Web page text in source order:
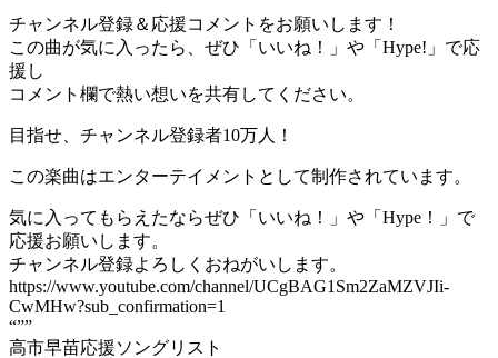
チャンネル登録＆応援コメントをお願いします！
この曲が気に入ったら、ぜひ「いいね！」や「Hype!」で応
援し
コメント欄で熱い想いを共有してください。
目指せ、チャンネル登録者10万人！
この楽曲はエンターテイメントとして制作されています。
気に入ってもらえたならぜひ「いいね！」や「Hype！」で
応援お願いします。
チャンネル登録よろしくおねがいします。
https://www.youtube.com/channel/UCgBAG1Sm2ZaMZVJIi-
CwMHw?sub_confirmation=1
“””
高市早苗応援ソングリスト